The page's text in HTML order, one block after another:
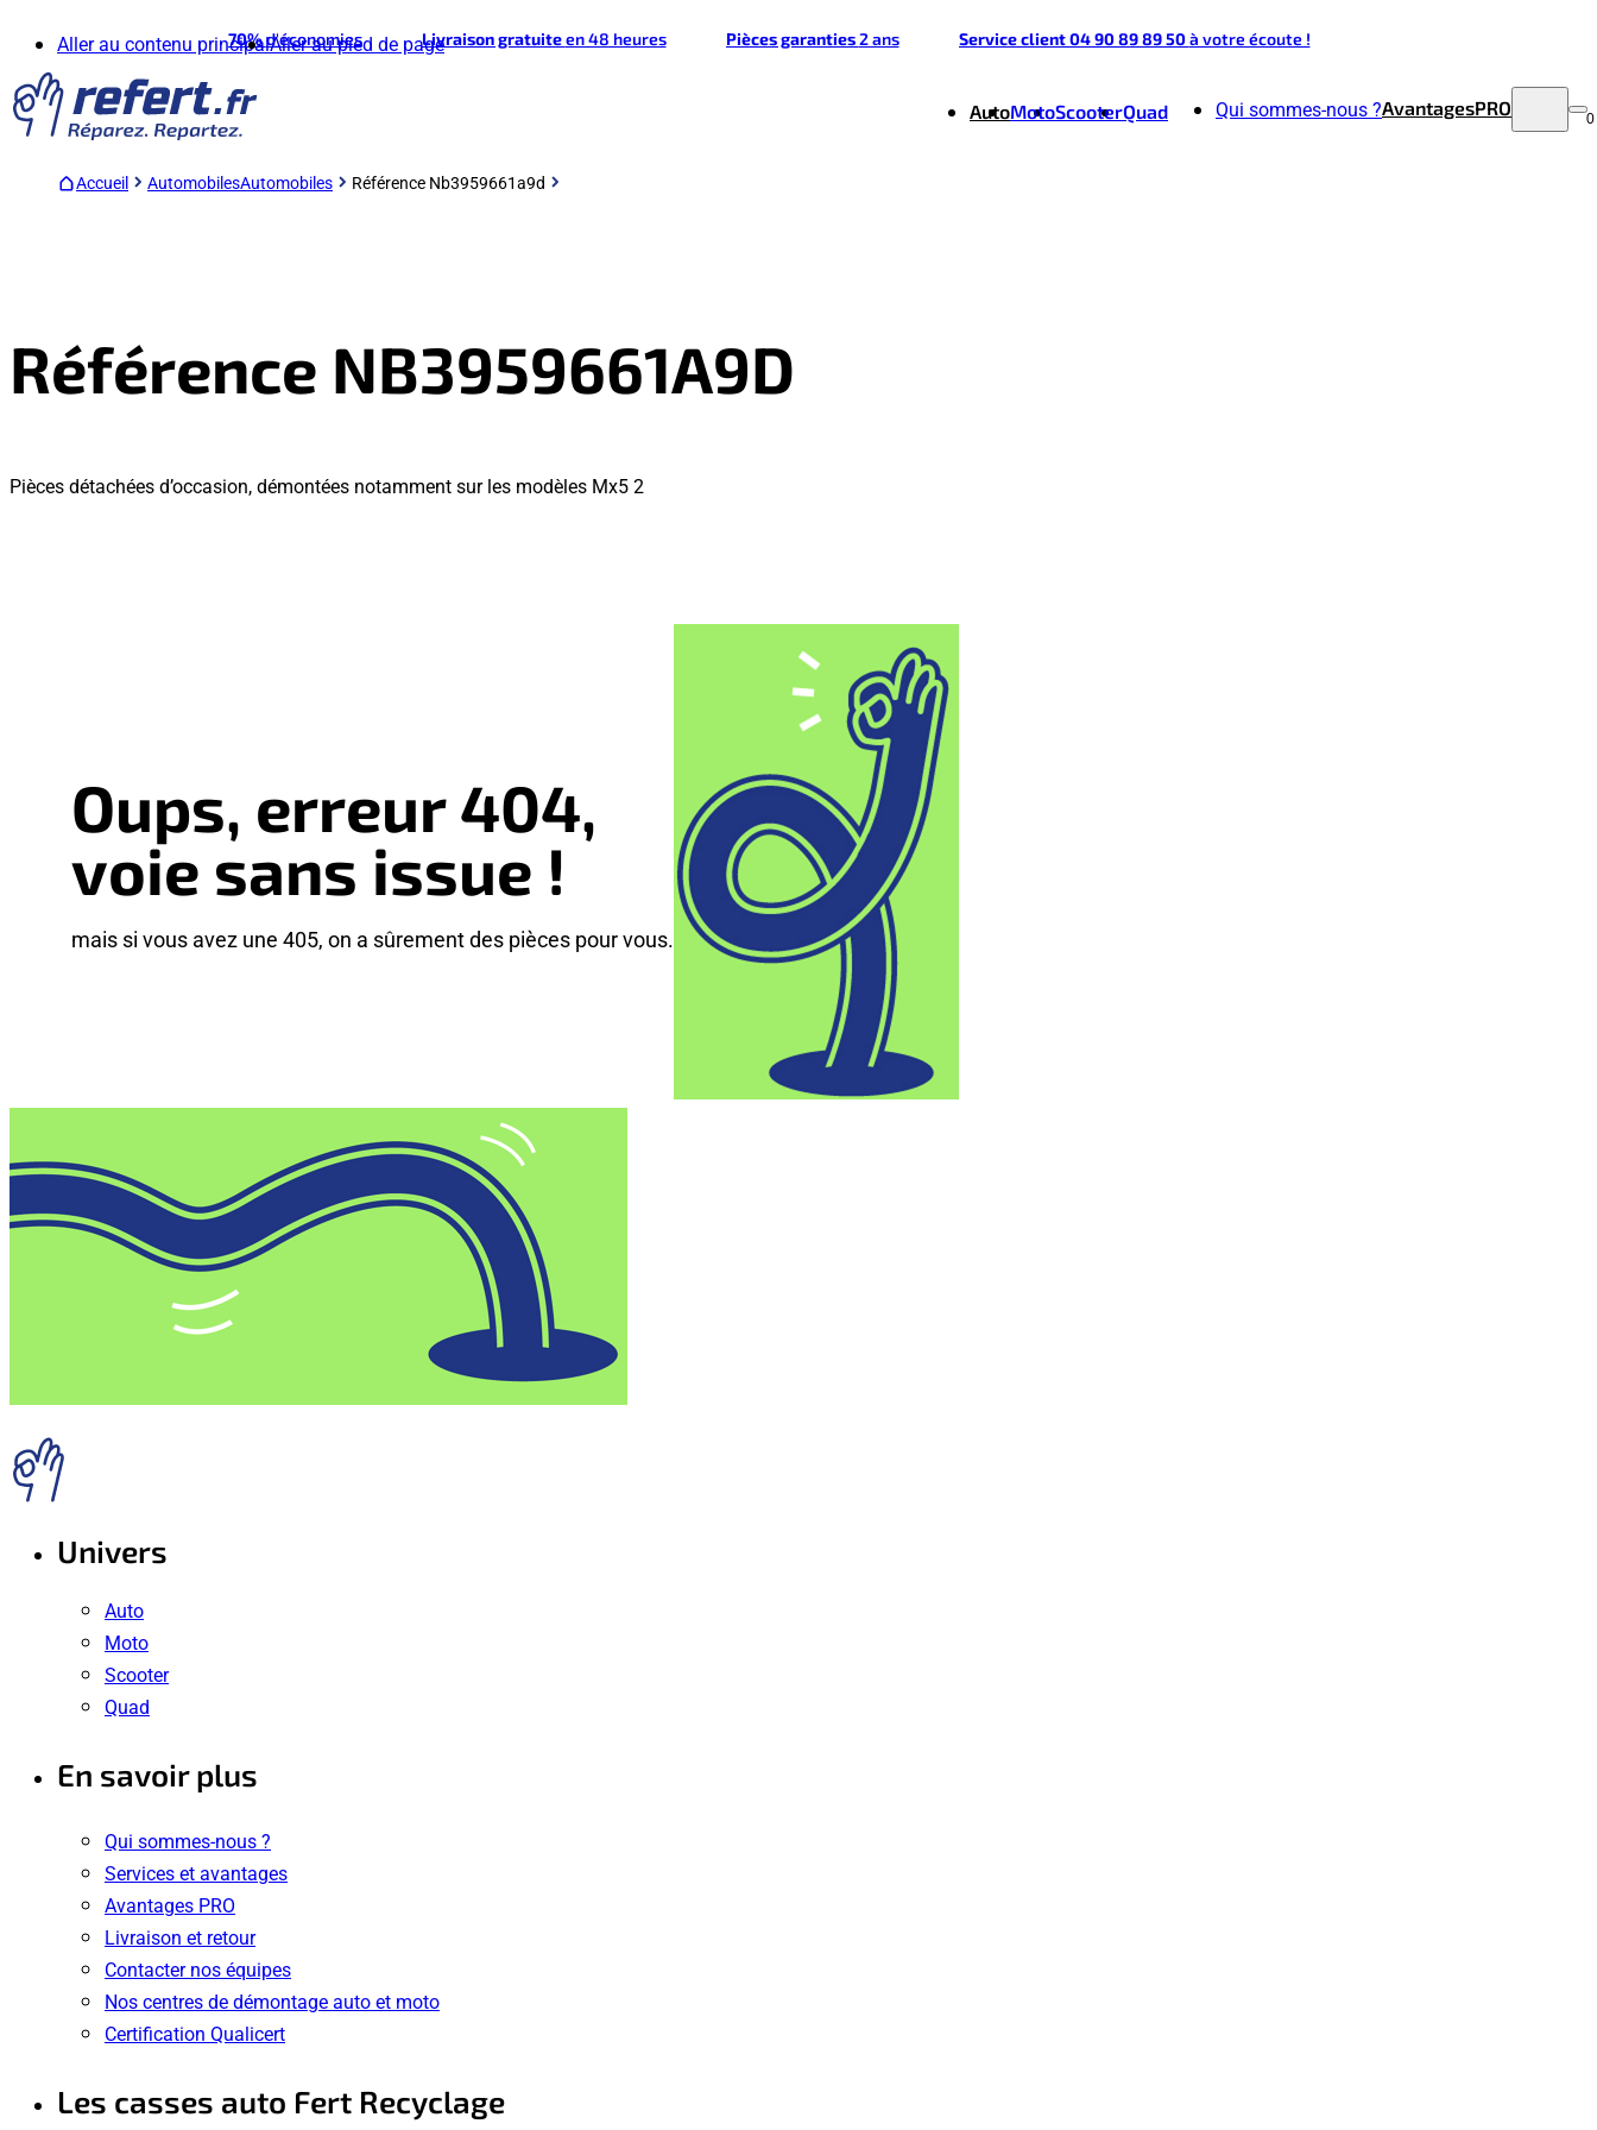
Aller au contenu principalAller au pied de page
70%d'économies Livraison gratuiteen 48 heures Pièces garanties2 ans Service client 04 90 89 89 50à votre écoute !
AutoMotoScooterQuad Qui sommes-nous ?AvantagesPRO 0
Accueil AutomobilesAutomobiles Référence Nb3959661a9d
Référence NB3959661A9D
Pièces détachées d’occasion, démontées notamment sur les modèles Mx5 2
Oups, erreur 404,
voie sans issue !
mais si vous avez une 405, on a sûrement des pièces pour vous.
Univers
Auto
Moto
Scooter
Quad
En savoir plus
Qui sommes-nous ?
Services et avantages
Avantages PRO
Livraison et retour
Contacter nos équipes
Nos centres de démontage auto et moto
Certification Qualicert
Les casses auto Fert Recyclage